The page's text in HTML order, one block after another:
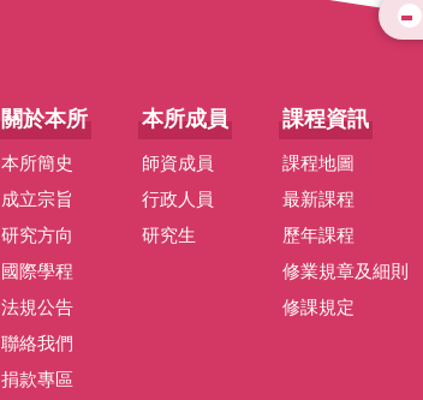
關於本所
本所簡史
成立宗旨
研究方向
國際學程
法規公告
聯絡我們
捐款專區
本所成員
師資成員
行政人員
研究生
課程資訊
課程地圖
最新課程
歷年課程
修業規章及細則
修課規定